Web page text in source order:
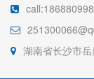
湖南省长沙市